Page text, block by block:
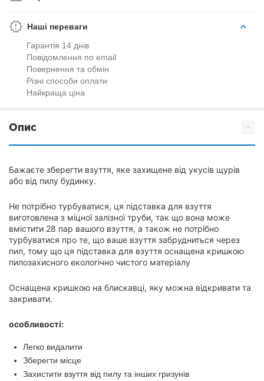
Наші переваги
Гарантія 14 днів
Повідомлення по email
Повернення та обмін
Різні способи оплати
Найкраща ціна
Опис
Бажаєте зберегти взуття, яке захищене від укусів щурів
або від пилу будинку.
Не потрібно турбуватися, ця підставка для взуття
виготовлена ​​з міцної залізної труби, так що вона може
вмістити 28 пар вашого взуття, а також не потрібно
турбуватися про те, що ваше взуття забрудниться через
пил, тому що ця підставка для взуття оснащена кришкою
пилозахисного екологічно чистого матеріалу
Оснащена кришкою на блискавці, яку можна відкривати та
закривати.
особливості:
Легко видалити
Зберегти місце
Захистити взуття від пилу та інших гризунів